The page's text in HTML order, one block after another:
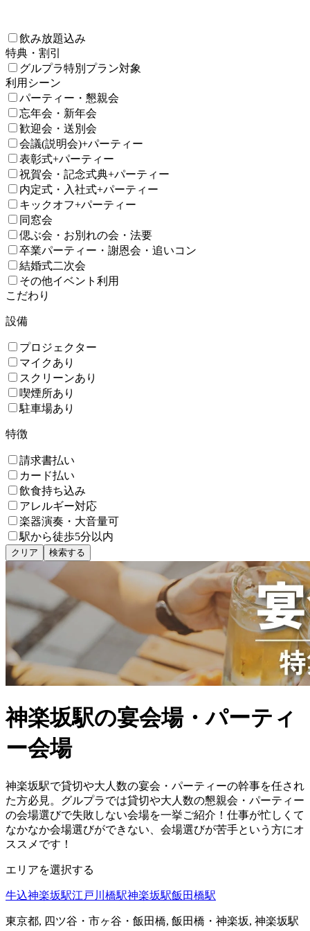
飲み放題込み
特典・割引
グルプラ特別プラン対象
利用シーン
パーティー・懇親会
忘年会・新年会
歓迎会・送別会
会議(説明会)+パーティー
表彰式+パーティー
祝賀会・記念式典+パーティー
内定式・入社式+パーティー
キックオフ+パーティー
同窓会
偲ぶ会・お別れの会・法要
卒業パーティー・謝恩会・追いコン
結婚式二次会
その他イベント利用
こだわり
設備
プロジェクター
マイクあり
スクリーンあり
喫煙所あり
駐車場あり
特徴
請求書払い
カード払い
飲食持ち込み
アレルギー対応
楽器演奏・大音量可
駅から徒歩5分以内
クリア 検索する
神楽坂駅の宴会場・パーティ
ー会場
神楽坂駅で貸切や大人数の宴会・パーティーの幹事を任され
た方必見。グルプラでは貸切や大人数の懇親会・パーティー
の会場選びで失敗しない会場を一挙ご紹介！仕事が忙しくて
なかなか会場選びができない、会場選びが苦手という方にオ
ススメです！
エリアを選択する
牛込神楽坂駅江戸川橋駅神楽坂駅飯田橋駅
東京都, 四ツ谷・市ヶ谷・飯田橋, 飯田橋・神楽坂, 神楽坂駅